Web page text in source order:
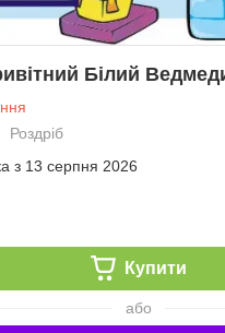
Білий
Роздріб
з 13 серпня 2026
Купити
або